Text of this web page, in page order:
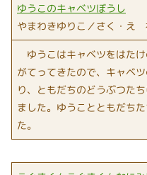
ゆうこのキャベツぼうし
やまわきゆりこ／さく・
ゆうこはキャベツをはた
がてってきたので、キャベ
り、ともだちのどうぶつた
ました。ゆうことともだち
た。